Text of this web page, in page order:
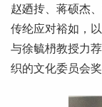
赵廼抟、蒋硕杰
传纶应对裕如，
与徐毓枬教授力
织的文化委员会